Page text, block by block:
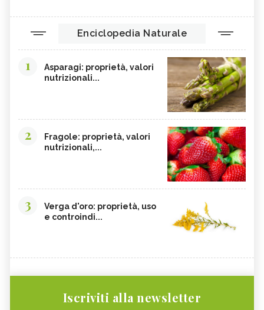
Enciclopedia Naturale
1
Asparagi: proprietà, valori
nutrizionali...
2
Fragole: proprietà, valori
nutrizionali,...
3
Verga d'oro: proprietà, uso
e controindi...
Iscriviti alla newsletter